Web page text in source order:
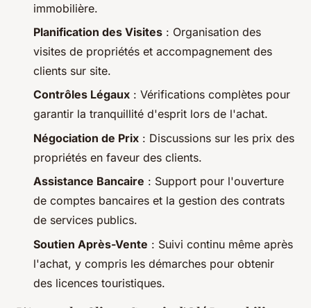
immobilière.
Planification des Visites : Organisation des
visites de propriétés et accompagnement des
clients sur site.
Contrôles Légaux : Vérifications complètes pour
garantir la tranquillité d'esprit lors de l'achat.
Négociation de Prix : Discussions sur les prix des
propriétés en faveur des clients.
Assistance Bancaire : Support pour l'ouverture
de comptes bancaires et la gestion des contrats
de services publics.
Soutien Après-Vente : Suivi continu même après
l'achat, y compris les démarches pour obtenir
des licences touristiques.